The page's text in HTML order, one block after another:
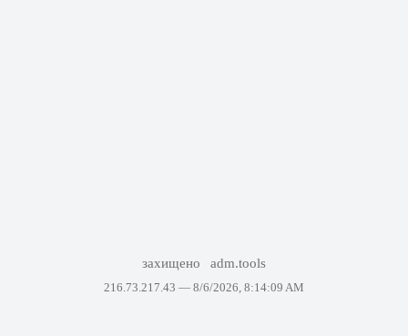
захищено adm.tools
216.73.217.43 — 8/6/2026, 8:14:09 AM